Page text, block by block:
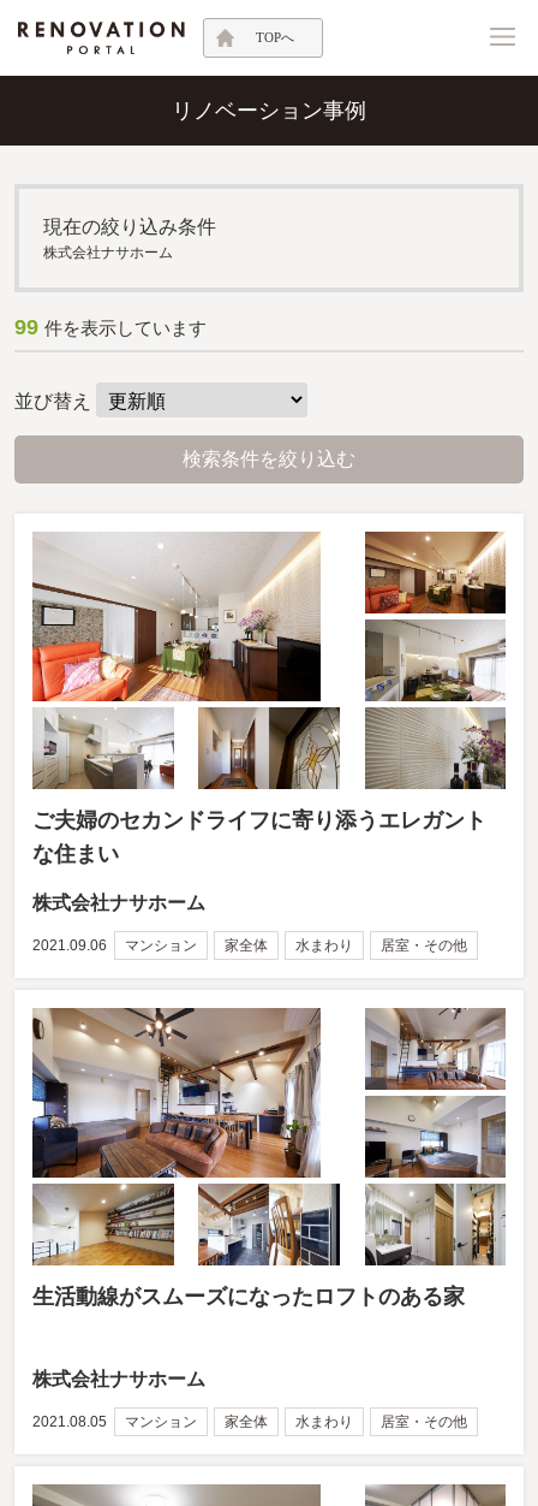
TOPへ
リノベーション事例
現在の絞り込み条件
株式会社ナサホーム
99 件を表示しています
並び替え
検索条件を絞り込む
ご夫婦のセカンドライフに寄り添うエレガント
な住まい
株式会社ナサホーム
2021.09.06 マンション 家全体 水まわり 居室・その他
生活動線がスムーズになったロフトのある家
株式会社ナサホーム
2021.08.05 マンション 家全体 水まわり 居室・その他